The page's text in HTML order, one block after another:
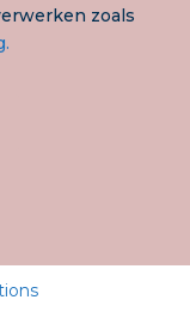
zoals